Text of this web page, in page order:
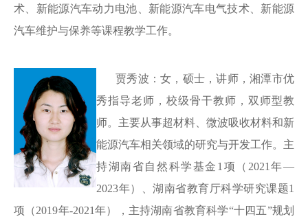
术、新能源汽车动力电池、新能源汽车电气技术、新能源
汽车维护与保养等课程教学工作。
贾秀波：女，硕士 ，讲师，湘潭市优
秀指导老师，校级骨干教师，双师型教
师。主要从事超材料、微波吸收材料和新
能源汽车相关领域的研究与开发工作。主
持湖南省自然科学基金 1项（2021年—
2023年）、湖南省教育厅科学研究课题1
项（2019年-2021年），主持湖南省教育科学“十四五”规划